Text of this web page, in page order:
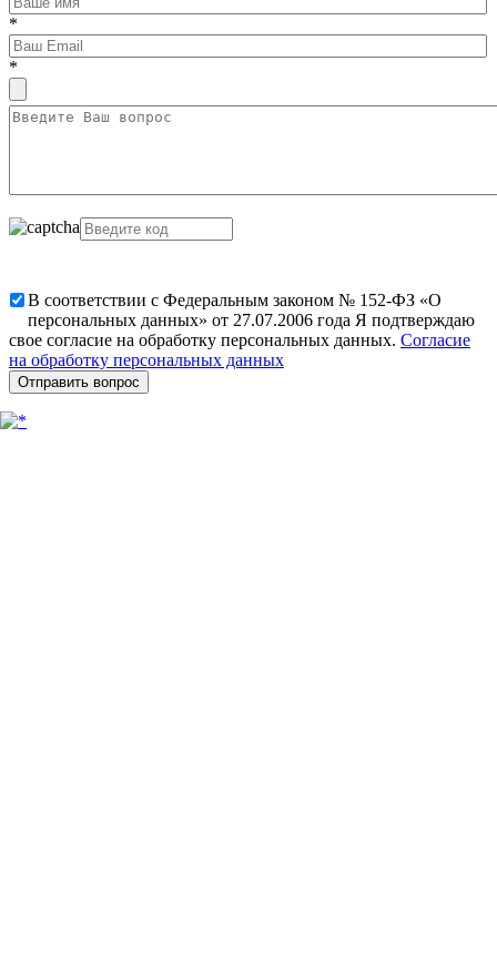
*
*
В соответствии с Федеральным законом № 152-ФЗ «О
персональных данных» от 27.07.2006 года Я подтверждаю
свое согласие на обработку персональных данных. Согласие
на обработку персональных данных